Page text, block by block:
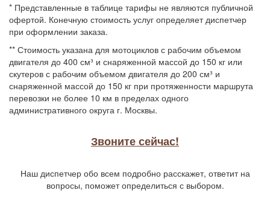
* Представленные в таблице тарифы не являются публичной
офертой. Конечную стоимость услуг определяет диспетчер
при оформлении заказа.
** Стоимость указана для мотоциклов с рабочим объемом
двигателя до 400 см³ и снаряженной массой до 150 кг или
скутеров с рабочим объемом двигателя до 200 см³ и
снаряженной массой до 150 кг при протяженности маршрута
перевозки не более 10 км в пределах одного
административного округа г. Москвы.
Звоните сейчас!
Наш диспетчер обо всем подробно расскажет, ответит на
вопросы, поможет определиться с выбором.